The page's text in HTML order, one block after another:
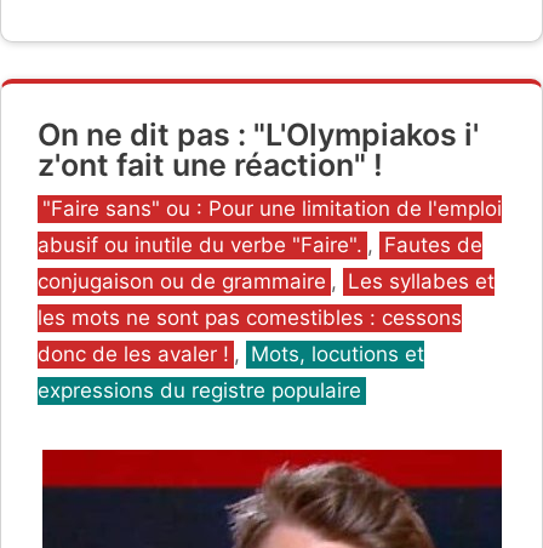
On ne dit pas : "L'Olympiakos i'
z'ont fait une réaction" !
Catégories
"Faire sans" ou : Pour une limitation de l'emploi
abusif ou inutile du verbe "Faire". , Fautes de
conjugaison ou de grammaire , Les syllabes et
les mots ne sont pas comestibles : cessons
donc de les avaler ! , Mots, locutions et
expressions du registre populaire